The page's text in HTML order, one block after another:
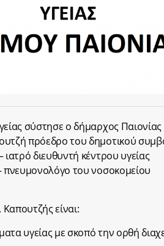
σύστησε ο δήμαρχος
πρόεδρο του δημοτικού
διευθυντή κέντρου υγείας
πνευμονολόγο του νοσοκομείου
είναι:
υγείας με σκοπό την ορθή